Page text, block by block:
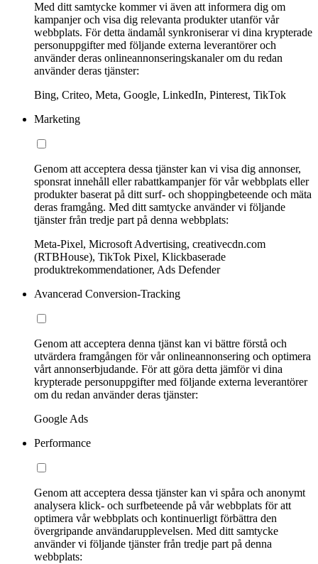
Med ditt samtycke kommer vi även att informera dig om
kampanjer och visa dig relevanta produkter utanför vår
webbplats. För detta ändamål synkroniserar vi dina krypterade
personuppgifter med följande externa leverantörer och
använder deras onlineannonseringskanaler om du redan
använder deras tjänster:
Bing, Criteo, Meta, Google, LinkedIn, Pinterest, TikTok
Marketing
Genom att acceptera dessa tjänster kan vi visa dig annonser,
sponsrat innehåll eller rabattkampanjer för vår webbplats eller
produkter baserat på ditt surf- och shoppingbeteende och mäta
deras framgång. Med ditt samtycke använder vi följande
tjänster från tredje part på denna webbplats:
Meta-Pixel, Microsoft Advertising, creativecdn.com
(RTBHouse), TikTok Pixel, Klickbaserade
produktrekommendationer, Ads Defender
Avancerad Conversion-Tracking
Genom att acceptera denna tjänst kan vi bättre förstå och
utvärdera framgången för vår onlineannonsering och optimera
vårt annonserbjudande. För att göra detta jämför vi dina
krypterade personuppgifter med följande externa leverantörer
om du redan använder deras tjänster:
Google Ads
Performance
Genom att acceptera dessa tjänster kan vi spåra och anonymt
analysera klick- och surfbeteende på vår webbplats för att
optimera vår webbplats och kontinuerligt förbättra den
övergripande användarupplevelsen. Med ditt samtycke
använder vi följande tjänster från tredje part på denna
webbplats: